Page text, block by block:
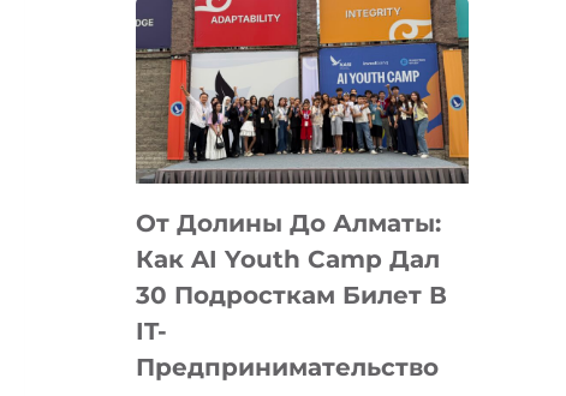
От Долины До Алматы:
Как AI Youth Camp Дал
30 Подросткам Билет В
IT-
Предпринимательство